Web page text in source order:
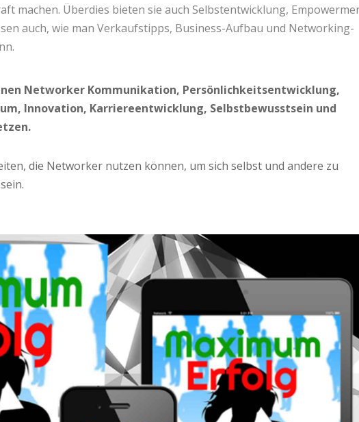
machen. Überdies bieten sie auch Selbstentwicklung,
auch, wie man Verkaufstipps, Business-Aufbau und Networking-
Networker Kommunikation, Persönlichkeitsentwicklung,
Innovation, Karriereentwicklung, Selbstbewusstsein und
die Networker nutzen können, um sich selbst und andere zu